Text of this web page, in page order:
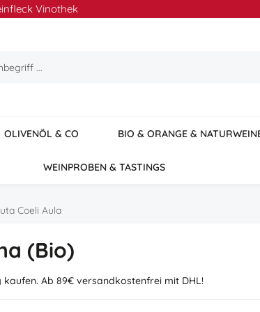
Vinothek
OLIVENÖL & CO BIO & ORANGE &
WEINPROBEN & TASTINGS
Coeli Aula
(Bio)
kaufen. Ab 89€ versandkostenfrei mit DHL!